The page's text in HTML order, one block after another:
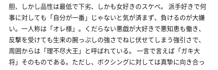
胆、しかし品性は最低で下劣、しかも女好きのスケベ。 派手好きで何
事に対しても「自分が一番」じゃないと気が済まず、負けるのが大嫌
い。一人称は「オレ様」。くだらない悪戯が大好きで悪知恵も働き、
反撃を受けても生来の腕っぷしの強さでねじ伏せてしまう強引さで、
周囲からは「理不尽大王」と呼ばれている。 一言で言えば「ガキ大
将」そのものである。ただし、ボクシングに対しては真摯に向き合っ